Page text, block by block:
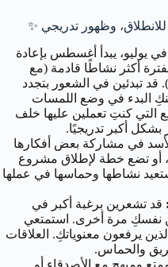
في يوليو، يبدأ أغسطس بإعادة
أكثر نشاطًا قادمة (مع
تبدئين في الشعور بتجدد
البدء في وضع اللمسات
التي كنتِ تعملين عليها خلف
بشكل أكبر تدريجيًا.
الأسد في مشاركة بعض أفكارها
أو تضع خطة لإطلاق مشروع
نشاطها وحماسها في عملها
قد تشعرين برغبة أكبر في
نفسكِ مرة أخرى. استمتعي
يرفعون معنوياتكِ. العلاقات
والحماس.
ومبهج مع الأصدقاء أو